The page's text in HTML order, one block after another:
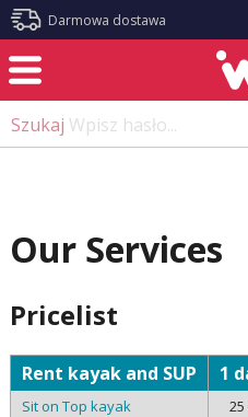
Darmowa dostawa
Szukaj Wpisz hasło...
Our Services
Pricelist
Rent kayak and SUP 1
Sit on Top kayak 25
?>